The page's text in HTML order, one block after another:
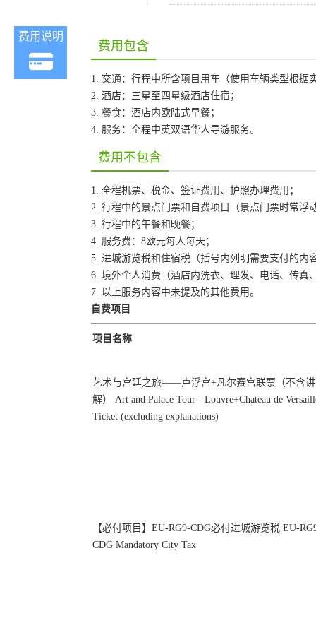
费用说明
费用包含
1. 交通：行程中所含项目用车（使用车辆类型根
2. 酒店：三星至四星级酒店住宿；
3. 餐食：酒店内欧陆式早餐；
4. 服务：全程中英双语华人导游服务。
费用不包含
1. 全程机票、税金、签证费用、护照办理费用；
2. 行程中的景点门票和自费项目（景点门票时常
3. 行程中的午餐和晚餐；
4. 服务费：8欧元每人每天；
5. 进城游览税和住宿税（括号内列明需要支付的内
6. 境外个人消费（酒店内洗衣、理发、电话、传真
7. 以上服务内容中未提及的其他费用。
自费项目
项目名称
艺术与宫廷之旅——卢浮宫+凡尔赛宫联票（不含讲
解） Art and Palace Tour - Louvre+Chateau de
Ticket (excluding explanations)
【必付项目】EU-RG9-CDG必付进城游览税 EU-
CDG Mandatory City Tax